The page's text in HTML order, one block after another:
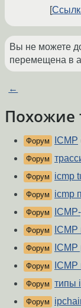
Вы не можете
перемещена в
←
Похожие
Форум ICMP
Форум
Форум icmp
Форум icmp
Форум
Форум ICMP
Форум ICMP
Форум
Форум типы
Форум